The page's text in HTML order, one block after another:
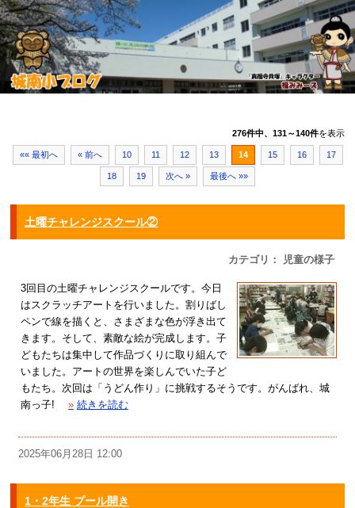
276件中、131～140件を表示
«« 最初へ « 前へ 10 11 12 13 14 15 16 17
18 19 次へ » 最後へ »»
土曜チャレンジスクール②
カテゴリ： 児童の様子
3回目の土曜チャレンジスクールです。今日
はスクラッチアートを行いました。割りばし
ペンで線を描くと、さまざまな色が浮き出て
きます。そして、素敵な絵が完成します。子
どもたちは集中して作品づくりに取り組んで
いました。アートの世界を楽しんでいた子ど
もたち。次回は「うどん作り」に挑戦するそうです。がんばれ、城
南っ子!
» 続きを読む
2025年06月28日 12:00
1・2年生 プール開き